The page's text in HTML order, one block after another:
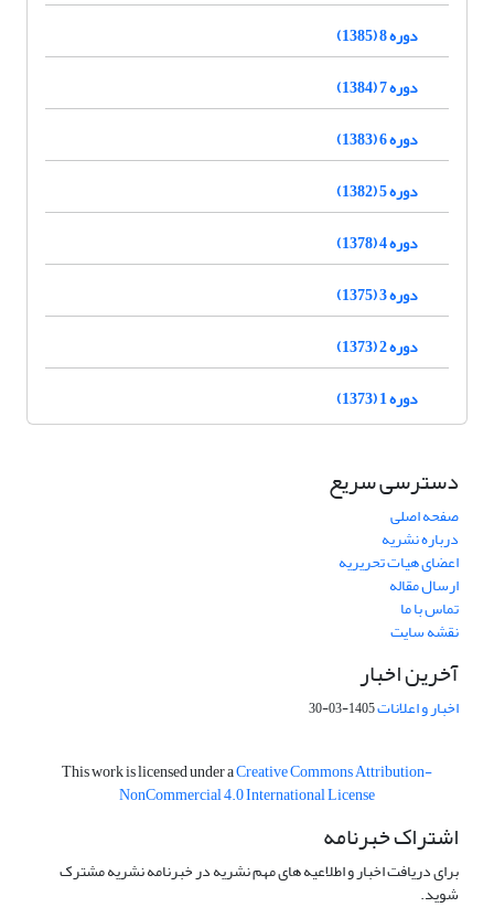
دوره 8 (1385)
دوره 7 (1384)
دوره 6 (1383)
دوره 5 (1382)
دوره 4 (1378)
دوره 3 (1375)
دوره 2 (1373)
دوره 1 (1373)
دسترسی سریع
صفحه اصلی
درباره نشریه
اعضای هیات تحریریه
ارسال مقاله
تماس با ما
نقشه سایت
آخرین اخبار
اخبار و اعلانات1405-03-30
This work is licensed under aCreative Commons Attribution-
NonCommercial 4.0 International License
اشتراک خبرنامه
برای دریافت اخبار و اطلاعیه های مهم نشریه در خبرنامه نشریه مشترک
شوید.